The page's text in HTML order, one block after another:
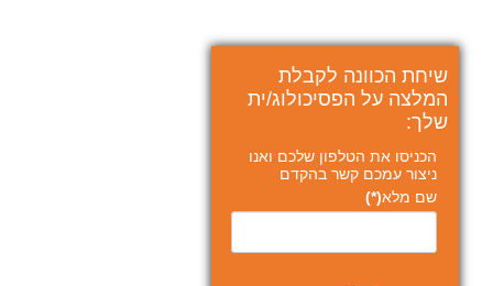
שיחת הכוונה לקבלת
המלצה על הפסיכולוג/ית
שלך:
הכניסו את הטלפון שלכם ואנו
ניצור עמכם קשר בהקדם
שם מלא(*)